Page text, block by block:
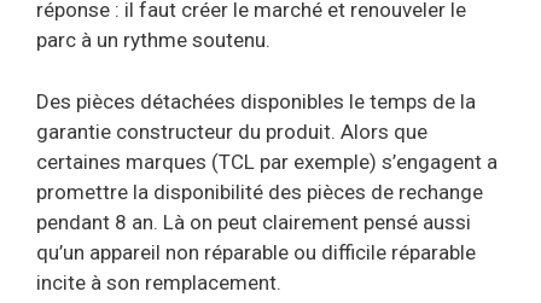
réponse : il faut créer le marché et renouveler le
parc à un rythme soutenu.
Des pièces détachées disponibles le temps de la
garantie constructeur du produit. Alors que
certaines marques (TCL par exemple) s’engagent a
promettre la disponibilité des pièces de rechange
pendant 8 an. Là on peut clairement pensé aussi
qu’un appareil non réparable ou difficile réparable
incite à son remplacement.